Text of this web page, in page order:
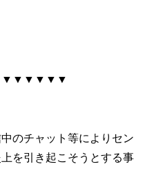
のチャット等によりセン
を引き起こそうとする事